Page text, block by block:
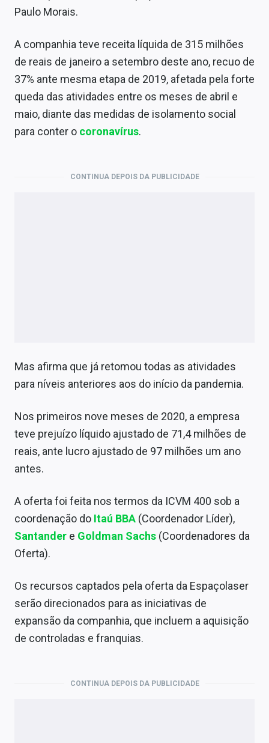
Paulo Morais.
A companhia teve receita líquida de 315 milhões
de reais de janeiro a setembro deste ano, recuo de
37% ante mesma etapa de 2019, afetada pela forte
queda das atividades entre os meses de abril e
maio, diante das medidas de isolamento social
para conter o coronavírus.
CONTINUA DEPOIS DA PUBLICIDADE
Mas afirma que já retomou todas as atividades
para níveis anteriores aos do início da pandemia.
Nos primeiros nove meses de 2020, a empresa
teve prejuízo líquido ajustado de 71,4 milhões de
reais, ante lucro ajustado de 97 milhões um ano
antes.
A oferta foi feita nos termos da ICVM 400 sob a
coordenação do Itaú BBA (Coordenador Líder),
Santander e Goldman Sachs (Coordenadores da
Oferta).
Os recursos captados pela oferta da Espaçolaser
serão direcionados para as iniciativas de
expansão da companhia, que incluem a aquisição
de controladas e franquias.
CONTINUA DEPOIS DA PUBLICIDADE